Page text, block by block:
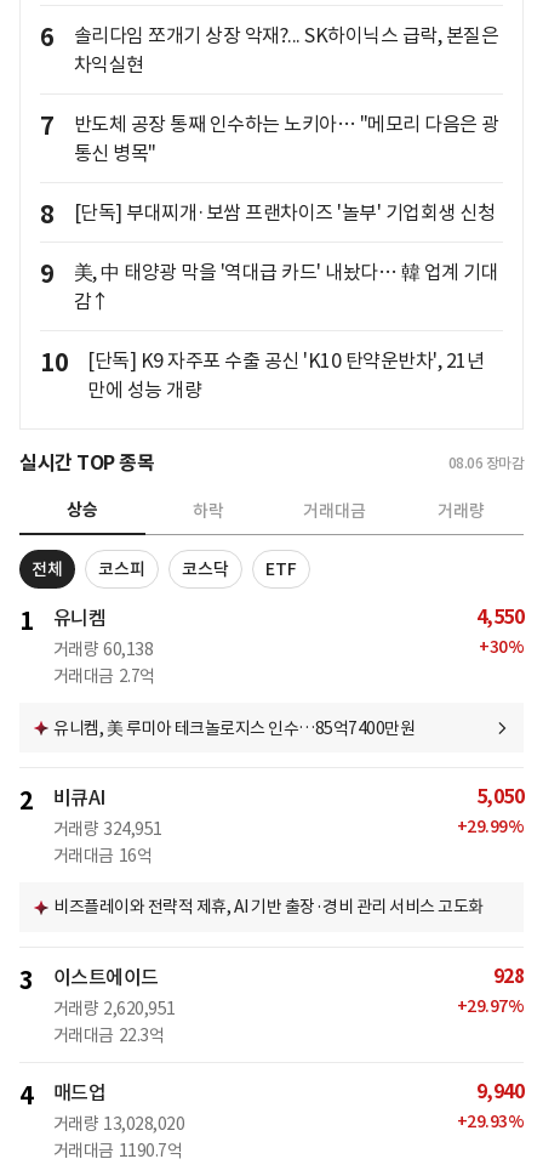
6
솔리다임 쪼개기 상장 악재?... SK하이닉스 급락, 본질은
차익실현
7
반도체 공장 통째 인수하는 노키아… "메모리 다음은 광
통신 병목"
8 [단독] 부대찌개·보쌈 프랜차이즈 '놀부' 기업회생 신청
9
美, 中 태양광 막을 '역대급 카드' 내놨다… 韓 업계 기대
감↑
10
[단독] K9 자주포 수출 공신 'K10 탄약운반차', 21년
만에 성능 개량
실시간 TOP 종목 08.06 장마감
상승 하락 거래대금 거래량
전체 코스피 코스닥 ETF
1 유니켐
거래량 60,138
거래대금 2.7억
4,550
+30%
유니켐, 美 루미아 테크놀로지스 인수…85억7400만원
2 비큐AI
거래량 324,951
거래대금 16억
5,050
+29.99%
비즈플레이와 전략적 제휴, AI 기반 출장·경비 관리 서비스 고도화
3 이스트에이드
거래량 2,620,951
거래대금 22.3억
928
+29.97%
4 매드업
거래량 13,028,020
거래대금 1190.7억
9,940
+29.93%